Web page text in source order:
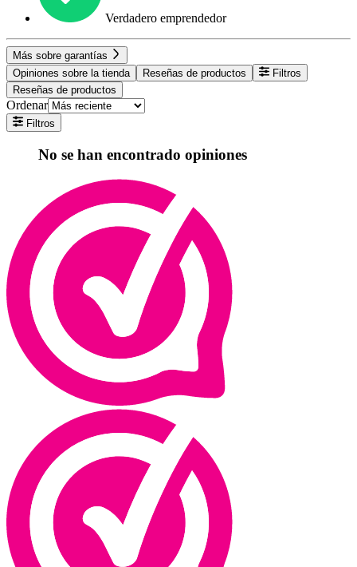
Verdadero emprendedor
Más sobre garantías
Opiniones sobre la tienda
Reseñas de productos
Filtros
Reseñas de productos
Ordenar
Filtros
No se han encontrado opiniones